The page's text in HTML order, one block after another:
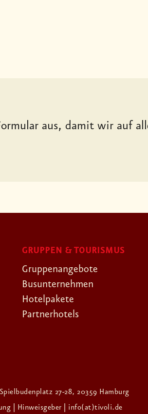
aus, damit wir auf
GRUPPEN & TOURISMUS
Gruppenangebote
Busunternehmen
Hotelpakete
Partnerhotels
27-28, 20359 Hamburg
| Hinweisgeber | info(at)tivoli.de